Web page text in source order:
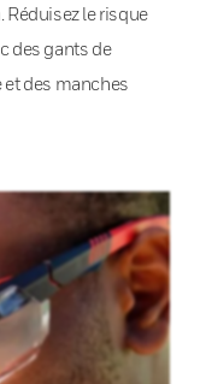
Réduisez le risque
des gants de
des manches